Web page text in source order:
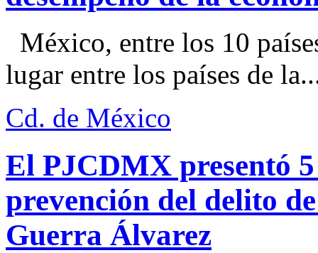
México, entre los 10
lugar entre los países de
Cd. de México
El PJCDMX presentó
prevención del delito
Guerra Álvarez